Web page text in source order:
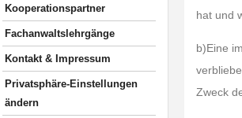
Kooperationspartner
Fachanwaltslehrgänge
Kontakt & Impressum
Privatsphäre-Einstellungen
ändern
hat und
b)Eine
Zweck